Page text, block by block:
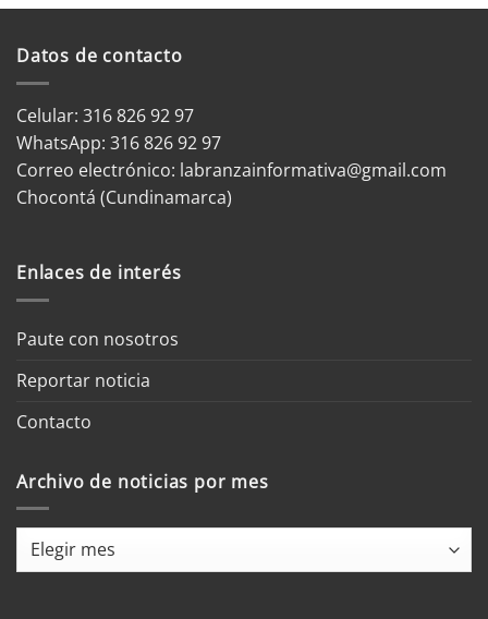
Datos de contacto
Celular: 316 826 92 97
WhatsApp: 316 826 92 97
Correo electrónico: labranzainformativa@gmail.com
Chocontá (Cundinamarca)
Enlaces de interés
Paute con nosotros
Reportar noticia
Contacto
Archivo de noticias por mes
Archivo